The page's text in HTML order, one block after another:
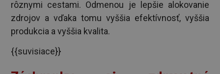
rôznymi cestami. Odmenou je lepšie alokovanie
zdrojov a vďaka tomu vyššia efektívnosť, vyššia
produkcia a vyššia kvalita.
{{suvisiace}}